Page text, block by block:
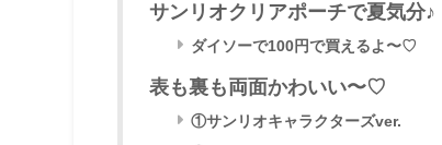
サンリオクリアポーチで夏気分♪
ダイソーで100円で買えるよ〜♡
表も裏も両面かわいい〜♡
①サンリオキャラクターズver.